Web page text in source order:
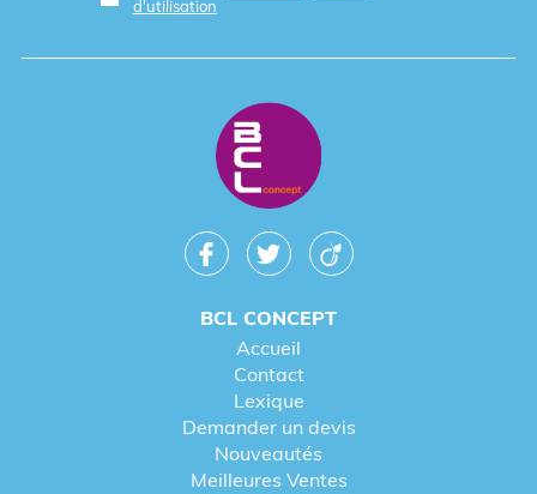
d'utilisation
BCL CONCEPT
Accueil
Contact
Lexique
Demander un devis
Nouveautés
Meilleures Ventes